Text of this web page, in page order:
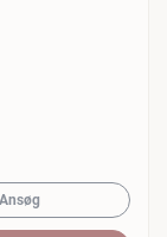
Ansøg